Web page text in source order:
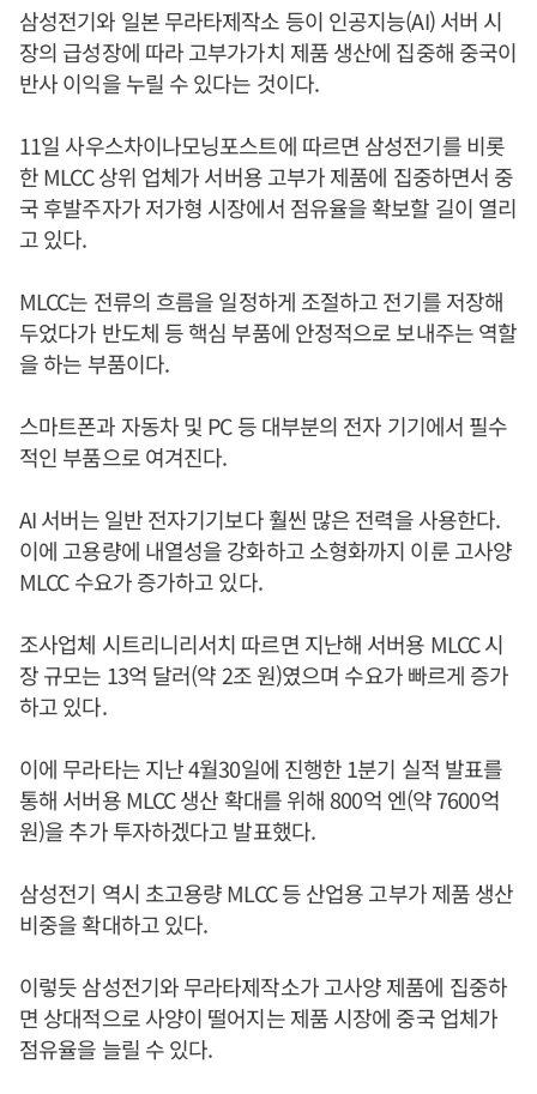
삼성전기와 일본 무라타제작소 등이 인공지능(AI) 서버 시
장의 급성장에 따라 고부가가치 제품 생산에 집중해 중국이
반사 이익을 누릴 수 있다는 것이다.
11일 사우스차이나모닝포스트에 따르면 삼성전기를 비롯
한 MLCC 상위 업체가 서버용 고부가 제품에 집중하면서 중
국 후발주자가 저가형 시장에서 점유율을 확보할 길이 열리
고 있다.
MLCC는 전류의 흐름을 일정하게 조절하고 전기를 저장해
두었다가 반도체 등 핵심 부품에 안정적으로 보내주는 역할
을 하는 부품이다.
스마트폰과 자동차 및 PC 등 대부분의 전자 기기에서 필수
적인 부품으로 여겨진다.
AI 서버는 일반 전자기기보다 훨씬 많은 전력을 사용한다.
이에 고용량에 내열성을 강화하고 소형화까지 이룬 고사양
MLCC 수요가 증가하고 있다.
조사업체 시트리니리서치 따르면 지난해 서버용 MLCC 시
장 규모는 13억 달러(약 2조 원)였으며 수요가 빠르게 증가
하고 있다.
이에 무라타는 지난 4월30일에 진행한 1분기 실적 발표를
통해 서버용 MLCC 생산 확대를 위해 800억 엔(약 7600억
원)을 추가 투자하겠다고 발표했다.
삼성전기 역시 초고용량 MLCC 등 산업용 고부가 제품 생산
비중을 확대하고 있다.
이렇듯 삼성전기와 무라타제작소가 고사양 제품에 집중하
면 상대적으로 사양이 떨어지는 제품 시장에 중국 업체가
점유율을 늘릴 수 있다.